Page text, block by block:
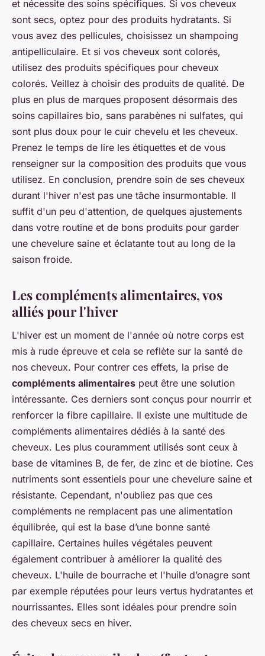
et nécessite des soins spécifiques. Si vos cheveux
sont secs, optez pour des produits hydratants. Si
vous avez des pellicules, choisissez un shampoing
antipelliculaire. Et si vos cheveux sont colorés,
utilisez des produits spécifiques pour cheveux
colorés. Veillez à choisir des produits de qualité. De
plus en plus de marques proposent désormais des
soins capillaires bio, sans parabènes ni sulfates, qui
sont plus doux pour le cuir chevelu et les cheveux.
Prenez le temps de lire les étiquettes et de vous
renseigner sur la composition des produits que vous
utilisez. En conclusion, prendre soin de ses cheveux
durant l'hiver n'est pas une tâche insurmontable. Il
suffit d'un peu d'attention, de quelques ajustements
dans votre routine et de bons produits pour garder
une chevelure saine et éclatante tout au long de la
saison froide.
Les compléments alimentaires, vos
alliés pour l'hiver
L'hiver est un moment de l'année où notre corps est
mis à rude épreuve et cela se reflète sur la santé de
nos cheveux. Pour contrer ces effets, la prise de
compléments alimentaires peut être une solution
intéressante. Ces derniers sont conçus pour nourrir et
renforcer la fibre capillaire. Il existe une multitude de
compléments alimentaires dédiés à la santé des
cheveux. Les plus couramment utilisés sont ceux à
base de vitamines B, de fer, de zinc et de biotine. Ces
nutriments sont essentiels pour une chevelure saine et
résistante. Cependant, n'oubliez pas que ces
compléments ne remplacent pas une alimentation
équilibrée, qui est la base d’une bonne santé
capillaire. Certaines huiles végétales peuvent
également contribuer à améliorer la qualité des
cheveux. L'huile de bourrache et l'huile d’onagre sont
par exemple réputées pour leurs vertus hydratantes et
nourrissantes. Elles sont idéales pour prendre soin
des cheveux secs en hiver.